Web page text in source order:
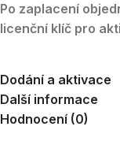
Po zaplacení
licenční klíč pro
Dodání a aktivace
Další informace
Hodnocení (0)